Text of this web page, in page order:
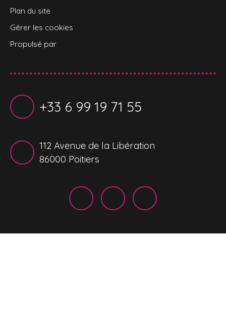
Plan du site
Gérer les cookies
Propulsé par
+33 6 99 19 71 55
112 Avenue de la Libération
86000 Poitiers